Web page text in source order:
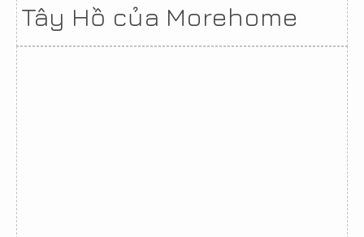
Tây Hồ của Morehome